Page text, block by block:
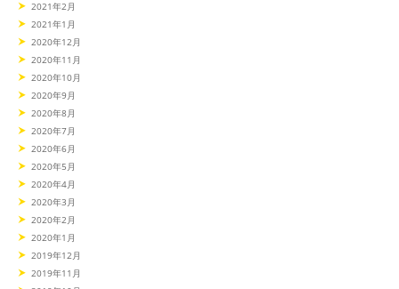
2021年2月
2021年1月
2020年12月
2020年11月
2020年10月
2020年9月
2020年8月
2020年7月
2020年6月
2020年5月
2020年4月
2020年3月
2020年2月
2020年1月
2019年12月
2019年11月